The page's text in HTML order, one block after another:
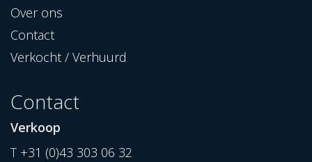
Over ons
Contact
Verkocht / Verhuurd
Contact
Verkoop
T +31 (0)43 303 06 32